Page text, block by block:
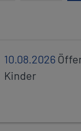
10.08.2026
Kinder